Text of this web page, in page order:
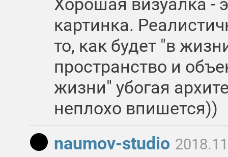
Хорошая визуалка -
картинка.
то, как будет "в
пространство и
жизни" убогая
неплохо впишется))
naumov-studio